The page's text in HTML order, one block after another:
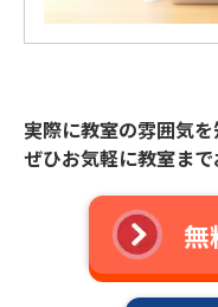
実際に教室の雰囲気
ぜひお気軽に教室まで
無